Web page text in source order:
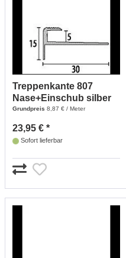
Treppenkante 807
Nase+Einschub silber
5mm (2,50 m)
Grundpreis 8,87 € / Meter
23,95 € *
Sofort lieferbar